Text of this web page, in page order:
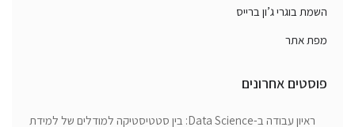
השמת בוגרי ג’ון ברייס
מפת אתר
פוסטים אחרונים
ראיון עבודה ב-Data Science: בין סטטיסטיקה למודלים של למידת